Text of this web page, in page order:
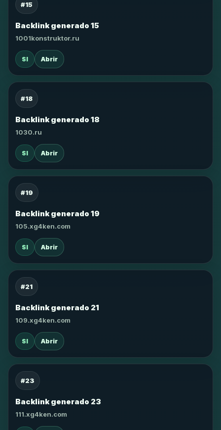
#15
Backlink generado 15
1001konstruktor.ru
SI Abrir
#18
Backlink generado 18
1030.ru
SI Abrir
#19
Backlink generado 19
105.xg4ken.com
SI Abrir
#21
Backlink generado 21
109.xg4ken.com
SI Abrir
#23
Backlink generado 23
111.xg4ken.com